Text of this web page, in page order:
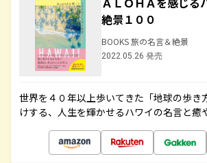
絶景１００
BOOKS 旅の名言＆絶景
2022.05.26 発売
世界を４０年以上歩いてきた「地球の歩き
けする、人生を輝かせるハワイの名言と癒